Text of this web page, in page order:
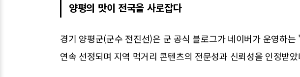
양평의 맛이 전국을 사로잡다
경기 양평군(군수 전진선)은 군 공식 블로그가 네이버가 운영하
연속 선정되며 지역 먹거리 콘텐츠의 전문성과 신뢰성을 인정받